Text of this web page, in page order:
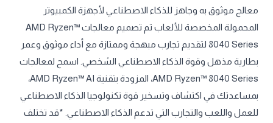
معالج موثوق به وجاهز للذكاء الاصطناعي لأجهزة الكمبيوتر
المحمولة المخصصة للألعاب تم تصميم معالجات AMD Ryzen™
8040 Series لتقديم تجارب مبهجة وممتازة مع أداء موثوق وعمر
بطارية مذهل وقوة الذكاء الاصطناعي الشخصي. اسمح لمعالجات
AMD Ryzen™ 8040 Series، المزودة بتقنية AMD Ryzen™ AI،
بمساعدتك في اكتشاف وتسخير قوة تكنولوجيا الذكاء الاصطناعي
للعمل واللعب والتجارب التي تدعم الذكاء الاصطناعي. *قد تختلف